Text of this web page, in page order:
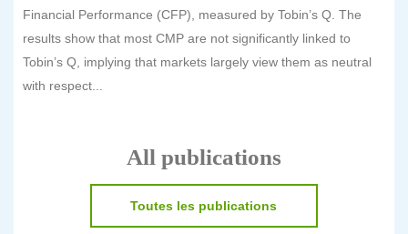
Financial Performance (CFP), measured by Tobin’s Q. The
results show that most CMP are not significantly linked to
Tobin’s Q, implying that markets largely view them as neutral
with respect...
All publications
Toutes les publications